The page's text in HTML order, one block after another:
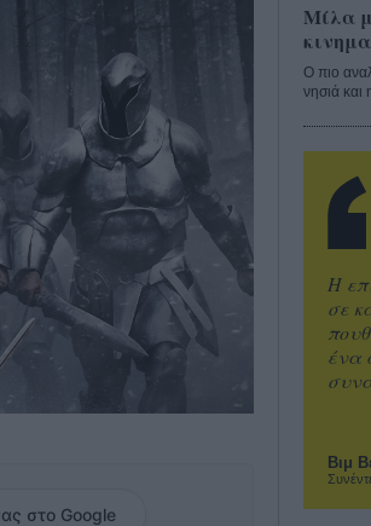
στο Google
Μίλα
Ο πιο
νησιά και
Βιμ
Η
σε
ένα